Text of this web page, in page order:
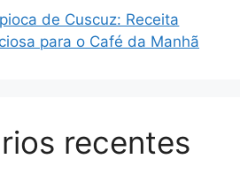
de Cuscuz: Receita
para o Café da Manhã
recentes